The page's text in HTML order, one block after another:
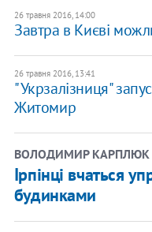
26 травня 2016, 14:00
Завтра в Києві
26 травня 2016, 13:41
"Укрзалізниця"
Житомир
ВОЛОДИМИР КАРПЛЮК
Ірпінці вчаться
будинками